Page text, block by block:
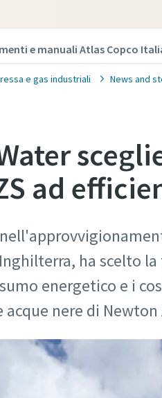
e manuali Atlas Copco
e gas industriali News and
ad
ha scelto
energetico e i
nere di